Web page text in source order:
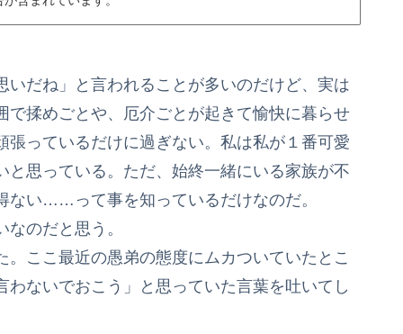
だね」と言われることが多いのだけど、実は
揉めごとや、厄介ごとが起きて愉快に暮らせ
っているだけに過ぎない。私は私が１番可愛
思っている。ただ、始終一緒にいる家族が不
ない……って事を知っているだけなのだ。
のだと思う。
ここ最近の愚弟の態度にムカついていたとこ
ないでおこう」と思っていた言葉を吐いてし